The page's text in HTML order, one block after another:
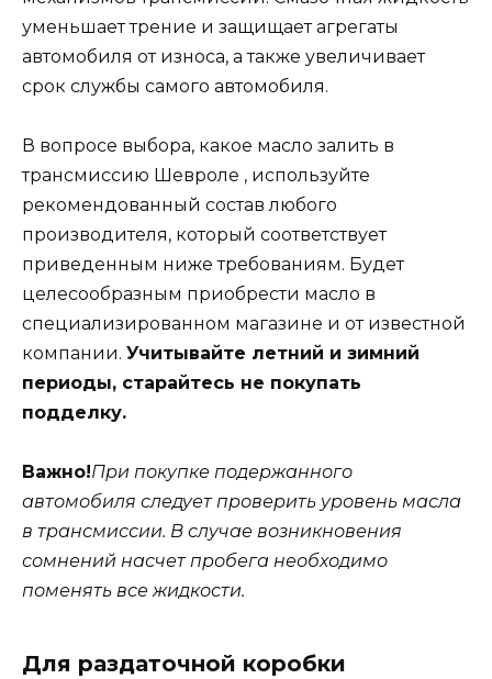
уменьшает трение и защищает агрегаты
автомобиля от износа, а также увеличивает
срок службы самого автомобиля.
В вопросе выбора, какое масло залить в
трансмиссию Шевроле , используйте
рекомендованный состав любого
производителя, который соответствует
приведенным ниже требованиям. Будет
целесообразным приобрести масло в
специализированном магазине и от известной
компании. Учитывайте летний и зимний
периоды, старайтесь не покупать
подделку.
Важно!При покупке подержанного
автомобиля следует проверить уровень масла
в трансмиссии. В случае возникновения
сомнений насчет пробега необходимо
поменять все жидкости.
Для раздаточной коробки